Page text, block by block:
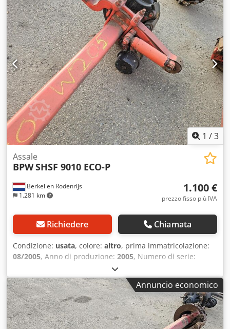
1 /3
Berkel en Rodenrijs
1.281 km
Assale
BPWSHSF 9010 ECO-P
1.100 €
prezzo fisso più IVA
Richiedere Chiamata
Condizione: usata, colore: altro, prima immatricolazione:
08/2005, Anno di produzione: 2005, Numero di serie:
27.48.613.004 Cjdezrtigspfx Adyjrf Disponiamo di oltre 100
assali in magazzino. Non esitate a contattarci qualora non
riusciste a trovare il prodotto desiderato.Annuncio economico